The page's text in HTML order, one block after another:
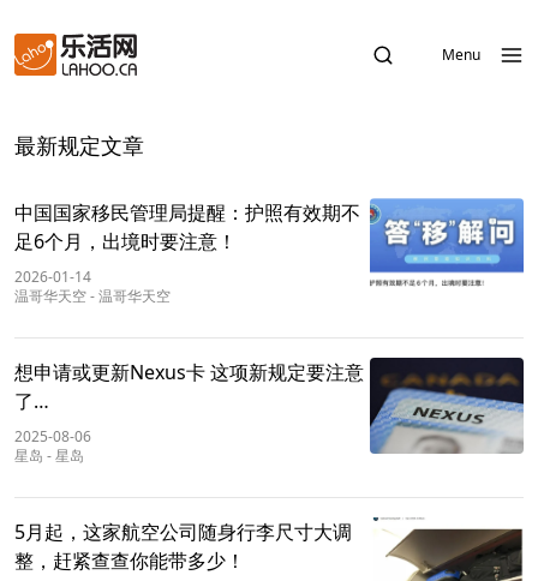
Menu
最新规定文章
中国国家移民管理局提醒：护照有效期不
足6个月，出境时要注意！
2026-01-14
温哥华天空-温哥华天空
想申请或更新Nexus卡 这项新规定要注意
了…
2025-08-06
星岛 -星岛
5月起，这家航空公司随身行李尺寸大调
整，赶紧查查你能带多少！